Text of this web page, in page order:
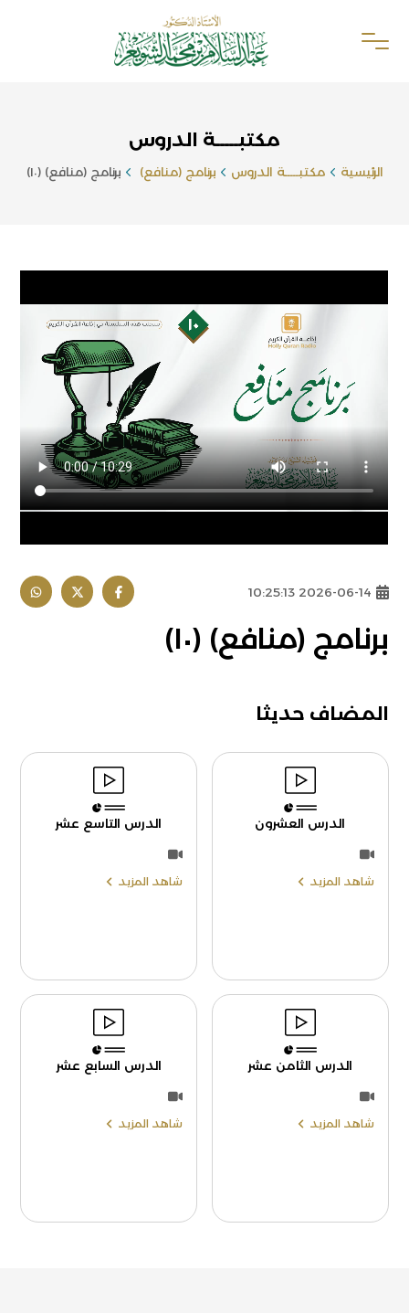
مكتبـــــة الدروس
الرئيسية مكتبـــــة الدروس برنامج (منافع) برنامج (منافع) (١٠)
2026-06-14 10:25:13
برنامج (منافع) (١٠)
المضاف حديثا
الدرس العشرون
شاهد المزيد
الدرس التاسع عشر
شاهد المزيد
الدرس الثامن عشر
شاهد المزيد
الدرس السابع عشر
شاهد المزيد